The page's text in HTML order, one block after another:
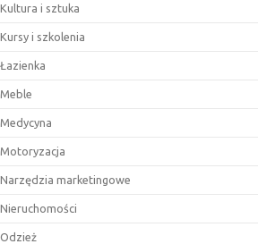
Kultura i sztuka
Kursy i szkolenia
Łazienka
Meble
Medycyna
Motoryzacja
Narzędzia marketingowe
Nieruchomości
Odzież